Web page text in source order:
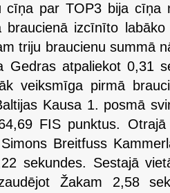
cīņa par TOP3 bija cīņa
braucienā izcīnīto
triju braucienu summā
Gedras atpaliekot 0,31
veiksmīga pirmā
Kausa 1. posmā
FIS punktus.
Breitfuss
sekundes. Sestajā
Žakam 2,58